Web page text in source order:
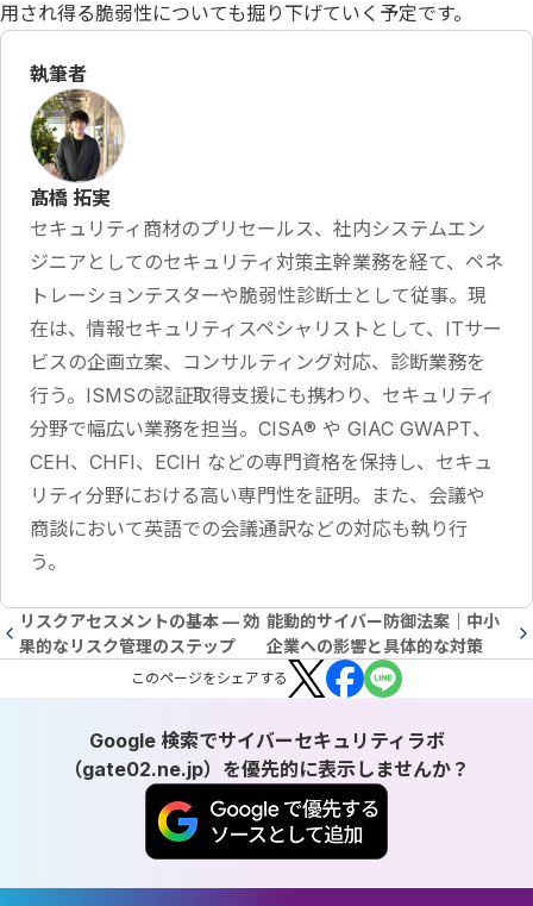
用され得る脆弱性についても掘り下げていく予定です。
執筆者
髙橋 拓実
セキュリティ商材のプリセールス、社内システムエン
ジニアとしてのセキュリティ対策主幹業務を経て、ペネ
トレーションテスターや脆弱性診断士として従事。現
在は、情報セキュリティスペシャリストとして、ITサー
ビスの企画立案、コンサルティング対応、診断業務を
行う。ISMSの認証取得支援にも携わり、セキュリティ
分野で幅広い業務を担当。CISA® や GIAC GWAPT、
CEH、CHFI、ECIH などの専門資格を保持し、セキュ
リティ分野における高い専門性を証明。また、会議や
商談において英語での会議通訳などの対応も執り行
う。
リスクアセスメントの基本 — 効
果的なリスク管理のステップ
能動的サイバー防御法案｜中小
企業への影響と具体的な対策
このページをシェアする
Google 検索でサイバーセキュリティラボ
（gate02.ne.jp）を優先的に表示しませんか？